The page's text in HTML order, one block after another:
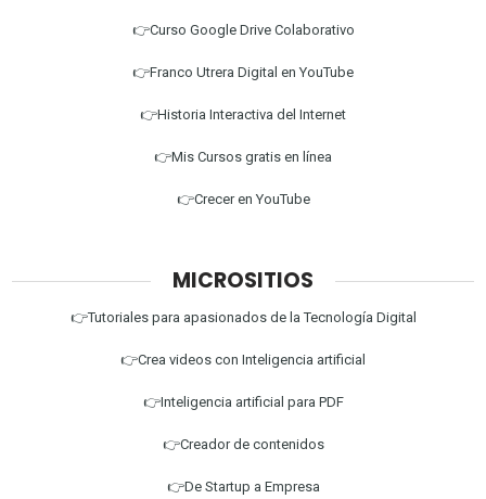
👉Curso Google Drive Colaborativo
👉Franco Utrera Digital en YouTube
👉Historia Interactiva del Internet
👉Mis Cursos gratis en línea
👉Crecer en YouTube
MICROSITIOS
👉Tutoriales para apasionados de la Tecnología Digital
👉Crea videos con Inteligencia artificial
👉Inteligencia artificial para PDF
👉Creador de contenidos
👉De Startup a Empresa